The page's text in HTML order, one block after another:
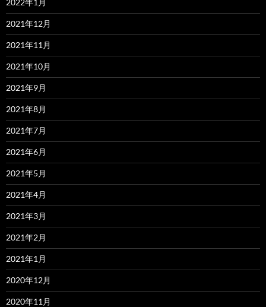
2022年1月
2021年12月
2021年11月
2021年10月
2021年9月
2021年8月
2021年7月
2021年6月
2021年5月
2021年4月
2021年3月
2021年2月
2021年1月
2020年12月
2020年11月